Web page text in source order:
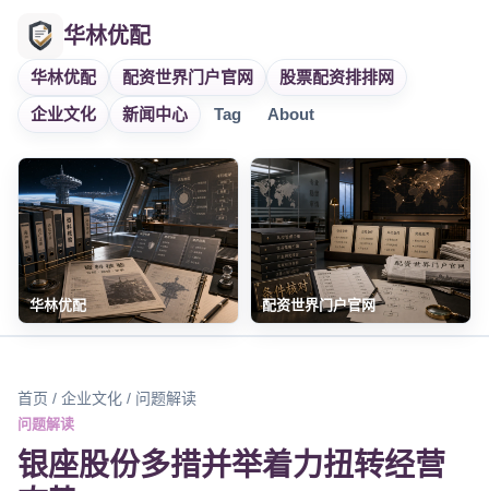
华林优配
华林优配 配资世界门户官网
股票配资排排网
企业文化
新闻中心 Tag About
华林优配 配资世界门户官网
首页 / 企业文化 / 问题解读
问题解读
银座股份多措并举着力扭转经营